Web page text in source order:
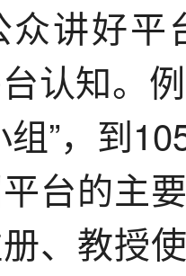
众讲好
认知。
组”，到
台的主
、教授